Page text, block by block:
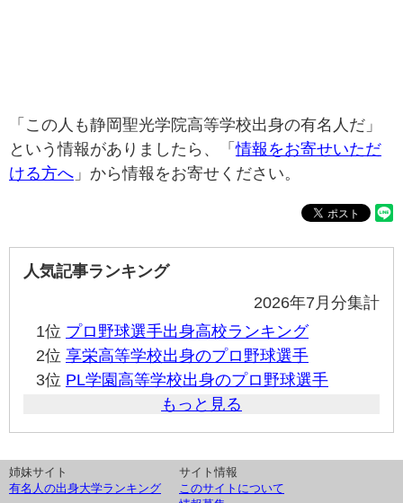
「この人も静岡聖光学院高等学校出身の有名人だ」
という情報がありましたら、「情報をお寄せいただ
ける方へ 」から情報をお寄せください。
人気記事ランキング
2026年7月分集計
1位 プロ野球選手出身高校ランキング
2位 享栄高等学校出身のプロ野球選手
3位 PL学園高等学校出身のプロ野球選手
もっと見る
姉妹サイト
有名人の出身大学ランキング
サイト情報
このサイトについて